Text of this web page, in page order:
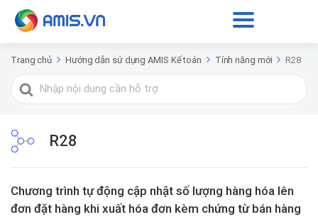
Trang chủ Hướng dẫn sử dụng AMIS Kế toán Tính năng mới R28
Tìm
kiếm
R28
Chương trình tự động cập nhật số lượng hàng hóa lên
đơn đặt hàng khi xuất hóa đơn kèm chứng từ bán hàng